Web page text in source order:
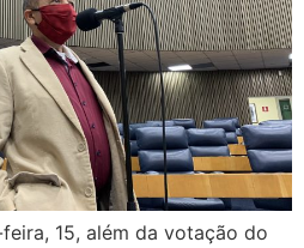
15, além da votação do